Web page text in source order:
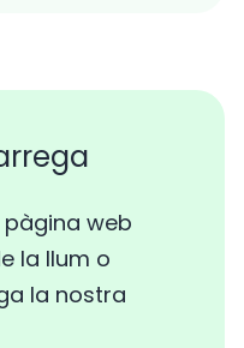
pàgina web
la llum o
la nostra